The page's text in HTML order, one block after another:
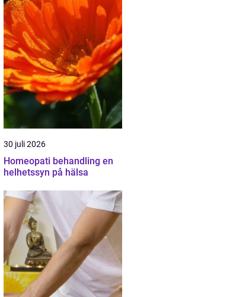
30 juli 2026
Homeopati behandling en
helhetssyn på hälsa